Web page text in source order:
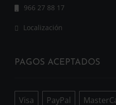
966 27 88 17
Localización
PAGOS ACEPTADOS
Visa PayPal